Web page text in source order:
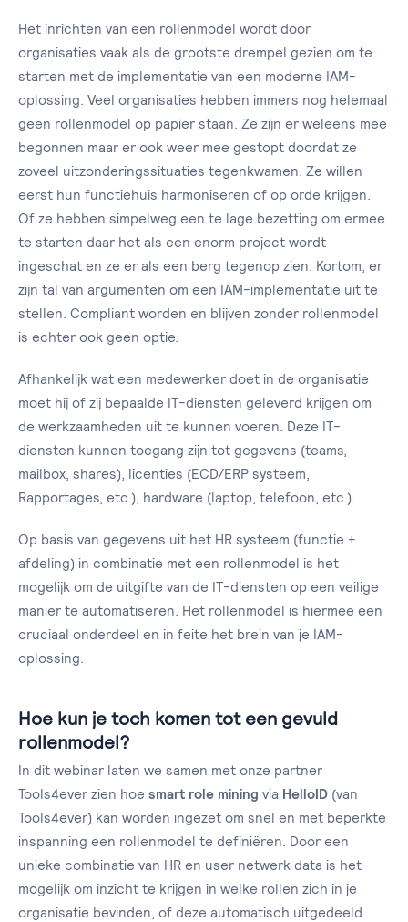
Het inrichten van een rollenmodel wordt door
organisaties vaak als de grootste drempel gezien om te
starten met de implementatie van een moderne IAM-
oplossing. Veel organisaties hebben immers nog helemaal
geen rollenmodel op papier staan. Ze zijn er weleens mee
begonnen maar er ook weer mee gestopt doordat ze
zoveel uitzonderingssituaties tegenkwamen. Ze willen
eerst hun functiehuis harmoniseren of op orde krijgen.
Of ze hebben simpelweg een te lage bezetting om ermee
te starten daar het als een enorm project wordt
ingeschat en ze er als een berg tegenop zien. Kortom, er
zijn tal van argumenten om een IAM-implementatie uit te
stellen. Compliant worden en blijven zonder rollenmodel
is echter ook geen optie.
Afhankelijk wat een medewerker doet in de organisatie
moet hij of zij bepaalde IT-diensten geleverd krijgen om
de werkzaamheden uit te kunnen voeren. Deze IT-
diensten kunnen toegang zijn tot gegevens (teams,
mailbox, shares), licenties (ECD/ERP systeem,
Rapportages, etc.), hardware (laptop, telefoon, etc.).
Op basis van gegevens uit het HR systeem (functie +
afdeling) in combinatie met een rollenmodel is het
mogelijk om de uitgifte van de IT-diensten op een veilige
manier te automatiseren. Het rollenmodel is hiermee een
cruciaal onderdeel en in feite het brein van je IAM-
oplossing.
Hoe kun je toch komen tot een gevuld
rollenmodel?
In dit webinar laten we samen met onze partner
Tools4ever zien hoe smart role mining via HelloID (van
Tools4ever) kan worden ingezet om snel en met beperkte
inspanning een rollenmodel te definiëren. Door een
unieke combinatie van HR en user netwerk data is het
mogelijk om inzicht te krijgen in welke rollen zich in je
organisatie bevinden, of deze automatisch uitgedeeld